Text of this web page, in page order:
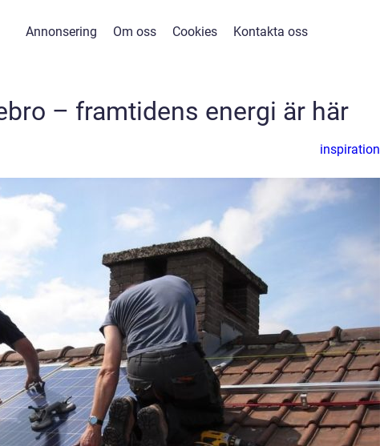
Annonsering Om oss Cookies Kontakta oss
– framtidens energi är här
inspiration